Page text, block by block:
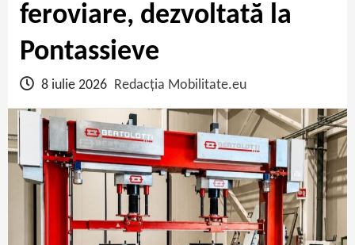
feroviare, dezvoltată la
Pontassieve
8 iulie 2026 Redacția Mobilitate.eu